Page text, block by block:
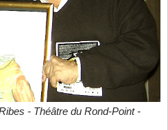
- Théâtre du Rond-Point -